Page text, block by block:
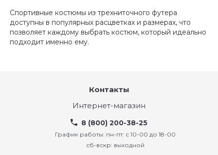
Спортивные костюмы из трехниточного футера
доступны в популярных расцветках и размерах, что
позволяет каждому выбрать костюм, который идеально
подходит именно ему.
Контакты
Интернет-магазин
8 (800) 200-38-25
График работы: пн-пт: с 10-00 до 18-00
сб-вскр: выходной